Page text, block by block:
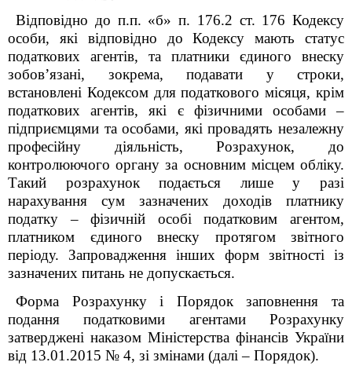
Відповідно до п.п. «б» п. 176.2 ст. 176 Кодексу
особи, які відповідно до Кодексу мають статус
податкових агентів, та платники єдиного внеску
зобов’язані, зокрема, подавати у строки,
встановлені Кодексом для податкового місяця, крім
податкових агентів, які є фізичними особами –
підприємцями та особами, які провадять незалежну
професійну діяльність, Розрахунок, до
контролюючого органу за основним місцем обліку.
Такий розрахунок подається лише у разі
нарахування сум зазначених доходів платнику
податку – фізичній особі податковим агентом,
платником єдиного внеску протягом звітного
періоду. Запровадження інших форм звітності із
зазначених питань не допускається.
Форма Розрахунку і Порядок заповнення та
подання податковими агентами Розрахунку
затверджені наказом Міністерства фінансів України
від 13.01.2015 № 4, зі змінами (далі – Порядок).